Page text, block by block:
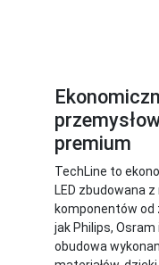
premium
TechLine to
LED zbudowana
komponentów
jak Philips, Osram
obudowa